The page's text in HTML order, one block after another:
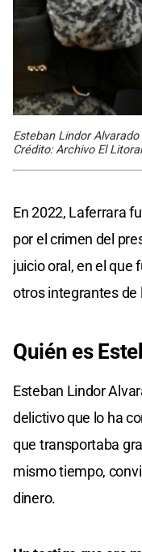
Esteban Lindor
Crédito: Archivo El Litoral
En 2022, Laferrara
por el crimen del
juicio oral, en el que
otros integrantes de
Quién es
Esteban Lindor
delictivo que lo ha
que transportaba
mismo tiempo,
dinero.